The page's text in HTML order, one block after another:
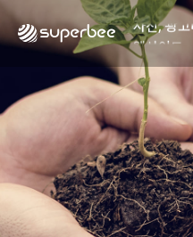
사진, 광
웹사이트
제품디자
동영상,
동영상,
동영상,
웹사이트
사진, 광
패키지,
동영상 - (
동영상 -